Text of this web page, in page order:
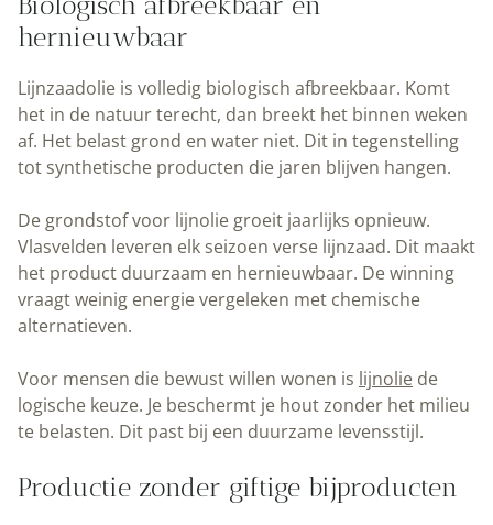
hernieuwbaar
Lijnzaadolie is volledig biologisch afbreekbaar. Komt
het in de natuur terecht, dan breekt het binnen weken
af. Het belast grond en water niet. Dit in tegenstelling
tot synthetische producten die jaren blijven hangen.
De grondstof voor lijnolie groeit jaarlijks opnieuw.
Vlasvelden leveren elk seizoen verse lijnzaad. Dit maakt
het product duurzaam en hernieuwbaar. De winning
vraagt weinig energie vergeleken met chemische
alternatieven.
Voor mensen die bewust willen wonen is lijnolie de
logische keuze. Je beschermt je hout zonder het milieu
te belasten. Dit past bij een duurzame levensstijl.
Productie zonder giftige bijproducten